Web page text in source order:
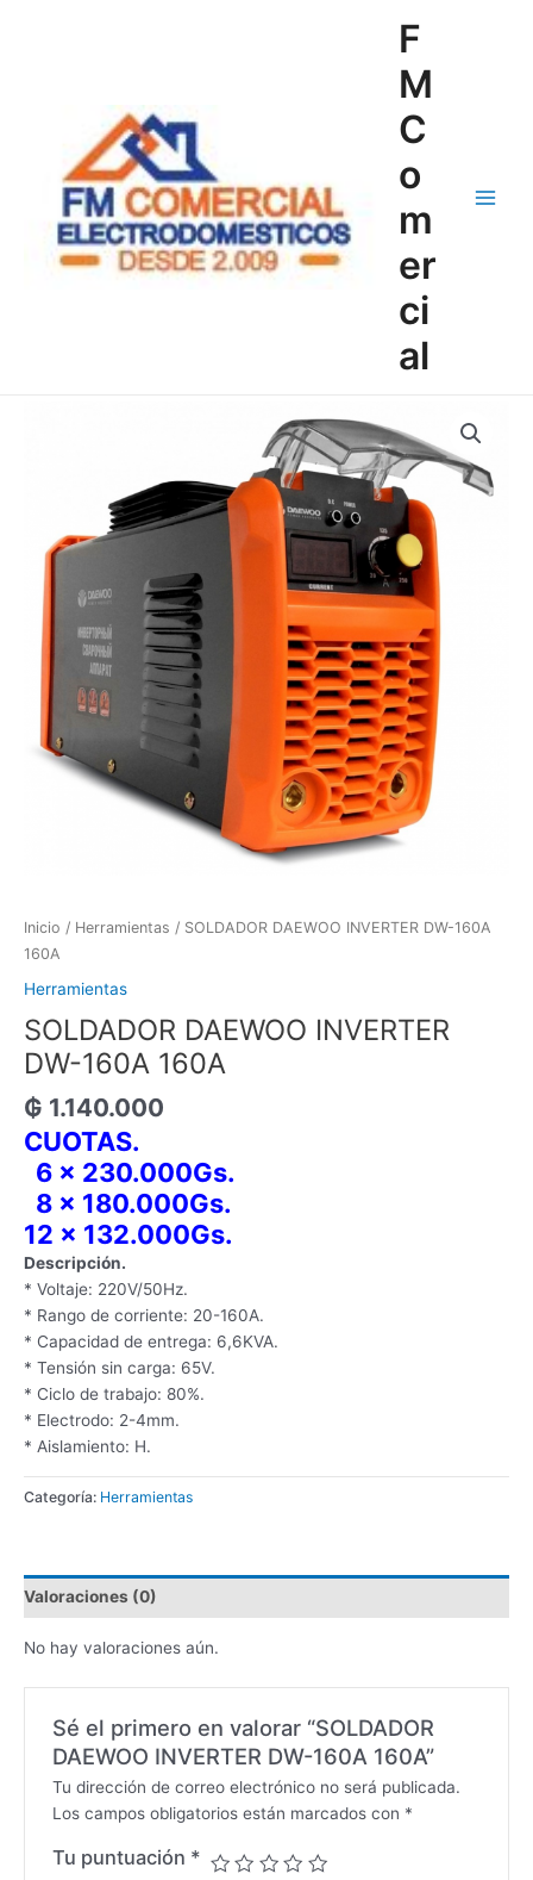
F
M
C
o
m
er
ci
al
Inicio / Herramientas / SOLDADOR DAEWOO INVERTER DW-160A
160A
Herramientas
SOLDADOR DAEWOO INVERTER
DW-160A 160A
₲ 1.140.000
CUOTAS.
6 x 230.000Gs.
8 x 180.000Gs.
12 x 132.000Gs.
Descripción.
* Voltaje: 220V/50Hz.
* Rango de corriente: 20-160A.
* Capacidad de entrega: 6,6KVA.
* Tensión sin carga: 65V.
* Ciclo de trabajo: 80%.
* Electrodo: 2-4mm.
* Aislamiento: H.
Categoría: Herramientas
Valoraciones (0)
No hay valoraciones aún.
Sé el primero en valorar “SOLDADOR
DAEWOO INVERTER DW-160A 160A”
Tu dirección de correo electrónico no será publicada.
Los campos obligatorios están marcados con *
Tu puntuación *